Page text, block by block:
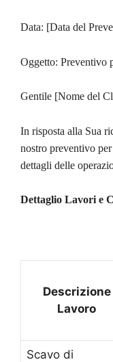
Data: [Data del
Oggetto: Preventivo
Gentile [Nome del
In risposta alla Sua
nostro preventivo
dettagli delle
Dettaglio Lavori e
Descrizione
Lavoro
Scavo di